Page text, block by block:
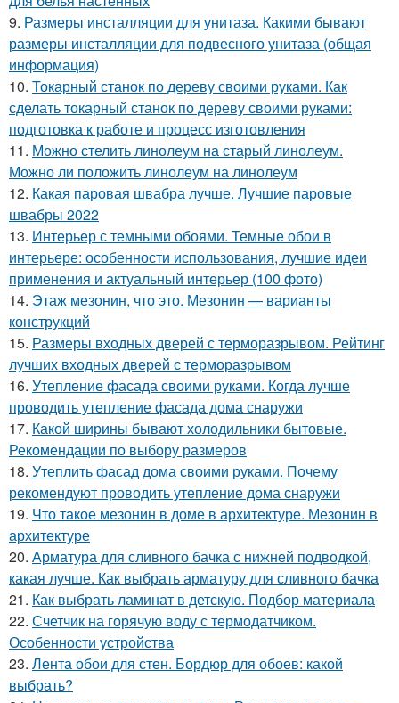
9. Размеры инсталляции для унитаза. Какими бывают
размеры инсталляции для подвесного унитаза (общая
информация)
10. Токарный станок по дереву своими руками. Как
сделать токарный станок по дереву своими руками:
подготовка к работе и процесс изготовления
11. Можно стелить линолеум на старый линолеум.
Можно ли положить линолеум на линолеум
12. Какая паровая швабра лучше. Лучшие паровые
швабры 2022
13. Интерьер с темными обоями. Темные обои в
интерьере: особенности использования, лучшие идеи
применения и актуальный интерьер (100 фото)
14. Этаж мезонин, что это. Мезонин — варианты
конструкций
15. Размеры входных дверей с терморазрывом. Рейтинг
лучших входных дверей с терморазрывом
16. Утепление фасада своими руками. Когда лучше
проводить утепление фасада дома снаружи
17. Какой ширины бывают холодильники бытовые.
Рекомендации по выбору размеров
18. Утеплить фасад дома своими руками. Почему
рекомендуют проводить утепление дома снаружи
19. Что такое мезонин в доме в архитектуре. Мезонин в
архитектуре
20. Арматура для сливного бачка с нижней подводкой,
какая лучше. Как выбрать арматуру для сливного бачка
21. Как выбрать ламинат в детскую. Подбор материала
22. Счетчик на горячую воду с термодатчиком.
Особенности устройства
23. Лента обои для стен. Бордюр для обоев: какой
выбрать?